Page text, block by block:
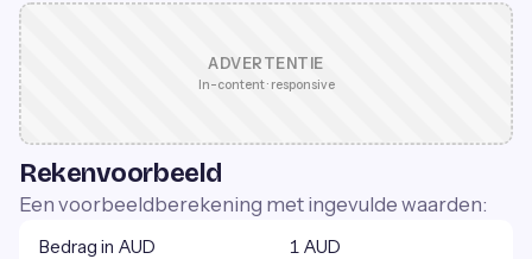
ADVERTENTIE
In-content · responsive
Rekenvoorbeeld
Een voorbeeldberekening met ingevulde waarden:
Bedrag in AUD 1 AUD